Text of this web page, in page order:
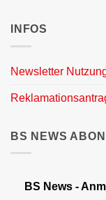
INFOS
Newsletter
BS NEWS
BS News -